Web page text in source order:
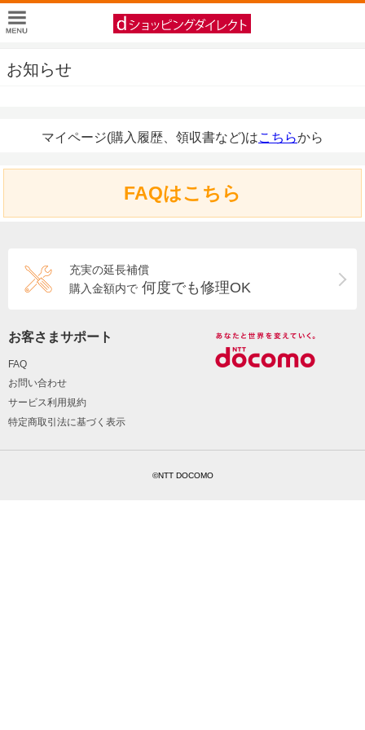
お知らせ
マイページ(購入履歴、領収書など)はこちらから
FAQはこちら
充実の延長補償
購入金額内で 何度でも修理OK
お客さまサポート
FAQ
お問い合わせ
サービス利用規約
特定商取引法に基づく表示
©NTT DOCOMO